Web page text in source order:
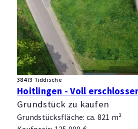
38473 Tiddische
Grundstück zu kaufen
Grundstücksfläche: ca. 821 m²